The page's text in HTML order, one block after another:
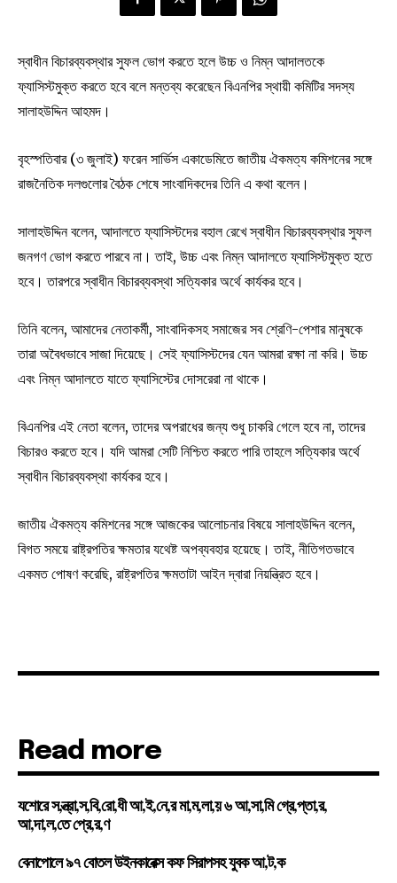
স্বাধীন বিচারব্যবস্থার সুফল ভোগ করতে হলে উচ্চ ও নিম্ন আদালতকে
ফ্যাসিস্টমুক্ত করতে হবে বলে মন্তব্য করেছেন বিএনপির স্থায়ী কমিটির সদস্য
সালাহউদ্দিন আহমদ।
বৃহস্পতিবার (৩ জুলাই) ফরেন সার্ভিস একাডেমিতে জাতীয় ঐকমত্য কমিশনের সঙ্গে
রাজনৈতিক দলগুলোর বৈঠক শেষে সাংবাদিকদের তিনি এ কথা বলেন।
সালাহউদ্দিন বলেন, আদালতে ফ্যাসিস্টদের বহাল রেখে স্বাধীন বিচারব্যবস্থার সুফল
জনগণ ভোগ করতে পারবে না। তাই, উচ্চ এবং নিম্ন আদালতে ফ্যাসিস্টমুক্ত হতে
হবে। তারপরে স্বাধীন বিচারব্যবস্থা সত্যিকার অর্থে কার্যকর হবে।
তিনি বলেন, আমাদের নেতাকর্মী, সাংবাদিকসহ সমাজের সব শ্রেণি-পেশার মানুষকে
তারা অবৈধভাবে সাজা দিয়েছে। সেই ফ্যাসিস্টদের যেন আমরা রক্ষা না করি। উচ্চ
এবং নিম্ন আদালতে যাতে ফ্যাসিস্টের দোসরেরা না থাকে।
বিএনপির এই নেতা বলেন, তাদের অপরাধের জন্য শুধু চাকরি গেলে হবে না, তাদের
বিচারও করতে হবে। যদি আমরা সেটি নিশ্চিত করতে পারি তাহলে সত্যিকার অর্থে
স্বাধীন বিচারব্যবস্থা কার্যকর হবে।
জাতীয় ঐকমত্য কমিশনের সঙ্গে আজকের আলোচনার বিষয়ে সালাহউদ্দিন বলেন,
বিগত সময়ে রাষ্ট্রপতির ক্ষমতার যথেষ্ট অপব্যবহার হয়েছে। তাই, নীতিগতভাবে
একমত পোষণ করেছি, রাষ্ট্রপতির ক্ষমতাটা আইন দ্বারা নিয়ন্ত্রিত হবে।
Read more
যশোরে স,ন্ত্রা,স,বি,রো,ধী আ,ই,নে,র মা,ম,লা,য় ৬ আ,সা,মি গ্রে,প্তা,র,
আ,দা,ল,তে প্রে,র,ণ
বেনাপোলে ৯৭ বোতল উইনকারেক্স কফ সিরাপসহ যুবক আ,ট,ক